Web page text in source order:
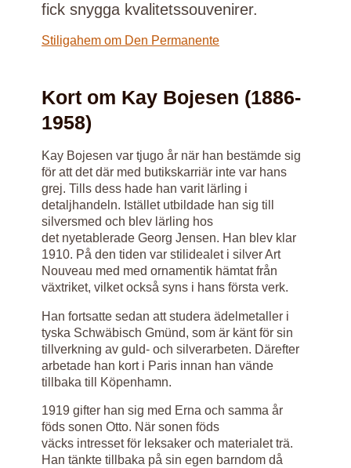
fick snygga kvalitetssouvenirer.
Stiligahem om Den Permanente
Kort om Kay Bojesen (1886-
1958)
Kay Bojesen var tjugo år när han bestämde sig
för att det där med butikskarriär inte var hans
grej. Tills dess hade han varit lärling i
detaljhandeln. Istället utbildade han sig till
silversmed och blev lärling hos
det nyetablerade Georg Jensen. Han blev klar
1910. På den tiden var stilidealet i silver Art
Nouveau med med ornamentik hämtat från
växtriket, vilket också syns i hans första verk.
Han fortsatte sedan att studera ädelmetaller i
tyska Schwäbisch Gmünd, som är känt för sin
tillverkning av guld- och silverarbeten. Därefter
arbetade han kort i Paris innan han vände
tillbaka till Köpenhamn.
1919 gifter han sig med Erna och samma år
föds sonen Otto. När sonen föds
väcks intresset för leksaker och materialet trä.
Han tänkte tillbaka på sin egen barndom då